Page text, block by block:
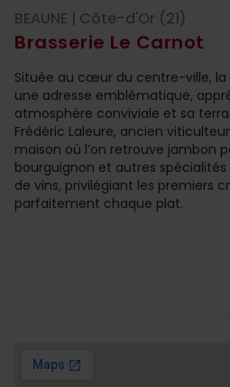
Brasserie Le Carnot
BEAUNE | Côte-d'Or (21)
Située au cœur du centre-ville, la
une adresse emblématique,
atmosphère conviviale et sa
Frédéric Laleure, ancien
maison où l’on retrouve jambon
bourguignon et autres spécialités
de vins, privilégiant les premiers
parfaitement chaque plat.